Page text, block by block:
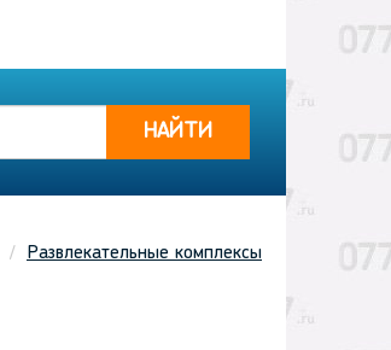
НАЙТИ
Развлекательные комплексы